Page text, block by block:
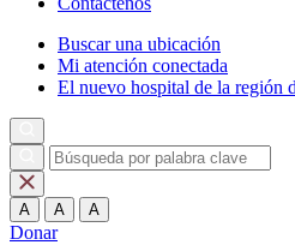
Buscar una ubicación
Mi atención conectada
El nuevo hospital de la región
A A A
Donar